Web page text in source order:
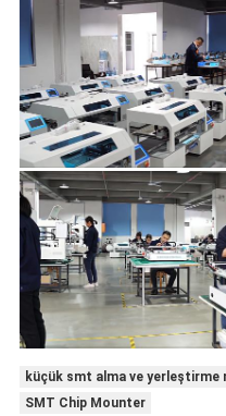
küçük smt alma ve yerleştirme
SMT Chip Mounter